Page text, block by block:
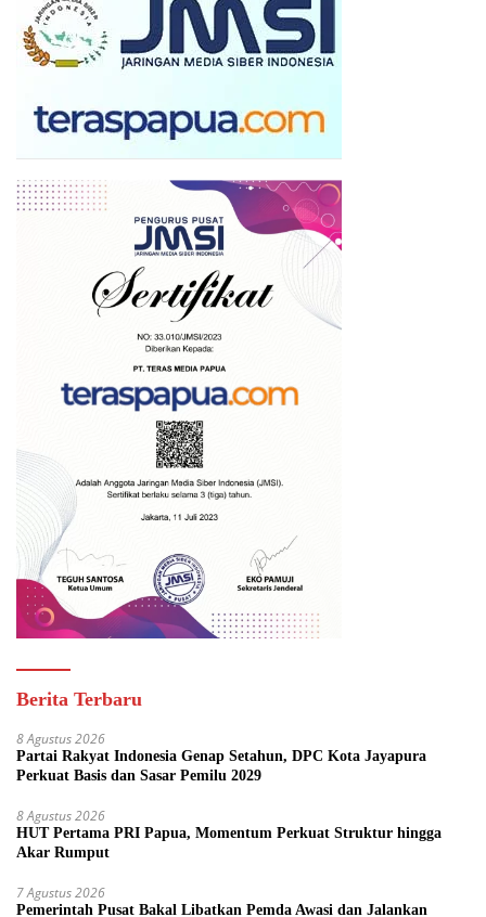
Berita Terbaru
8 Agustus 2026
Partai Rakyat Indonesia Genap Setahun, DPC Kota Jayapura
Perkuat Basis dan Sasar Pemilu 2029
8 Agustus 2026
HUT Pertama PRI Papua, Momentum Perkuat Struktur hingga
Akar Rumput
7 Agustus 2026
Pemerintah Pusat Bakal Libatkan Pemda Awasi dan Jalankan